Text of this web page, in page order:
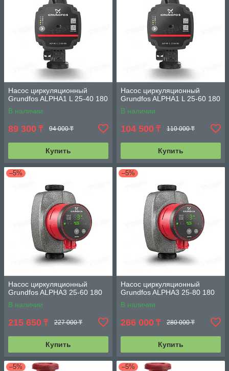
Насос циркуляционный
Grundfos ALPHA1 L 25-40 180
В наличии
89 300 ₸ 94 000 ₸
Купить
Насос циркуляционный
Grundfos ALPHA1 L 25-60 180
В наличии
104 500 ₸ 110 000 ₸
Купить
–5%
Насос циркуляционный
Grundfos ALPHA3 25-60 180
В наличии
215 650 ₸ 227 000 ₸
Купить
–5%
Насос циркуляционный
Grundfos ALPHA3 25-80 180
В наличии
266 000 ₸ 280 000 ₸
Купить
–5% –5%